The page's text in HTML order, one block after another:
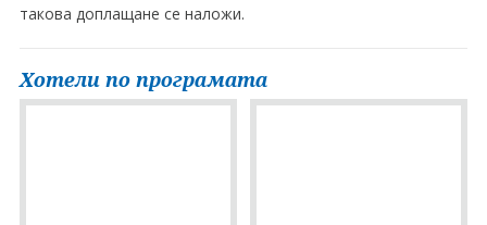
такова доплащане се наложи.
Хотели по програмата